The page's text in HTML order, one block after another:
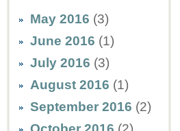
May 2016 (3)
June 2016 (1)
July 2016 (3)
August 2016 (1)
September 2016 (2)